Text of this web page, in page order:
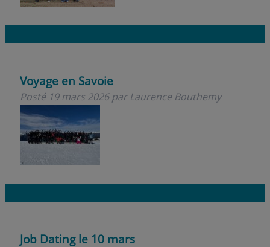
Voyage en Savoie
Posté 19 mars 2026 par Laurence Bouthemy
Job Dating le 10 mars